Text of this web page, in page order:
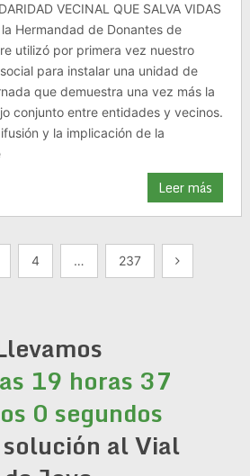
VECINAL QUE SALVA VIDAS
la Hermandad de Donantes de
utilizó por primera vez nuestro
para instalar una unidad de
que demuestra una vez más la
conjunto entre entidades y vecinos.
y la implicación de la
Leer más
4 … 237
19 horas 37
0 segundos
al Vial